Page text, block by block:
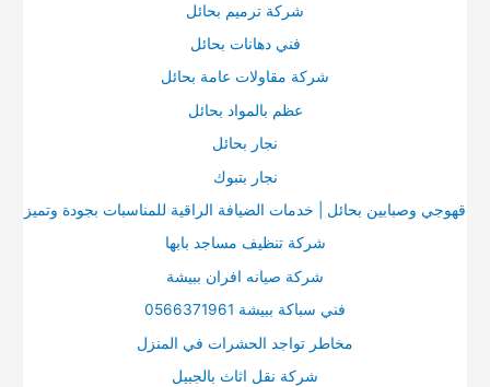
شركة ترميم بحائل
فني دهانات بحائل
شركة مقاولات عامة بحائل
عظم بالمواد بحائل
نجار بحائل
نجار بتبوك
قهوجي وصبابين بحائل | خدمات الضيافة الراقية للمناسبات بجودة وتميز
شركة تنظيف مساجد بابها
شركة صيانه افران ببيشة
فني سباكة ببيشة 0566371961
مخاطر تواجد الحشرات في المنزل
شركة نقل اثاث بالجبيل